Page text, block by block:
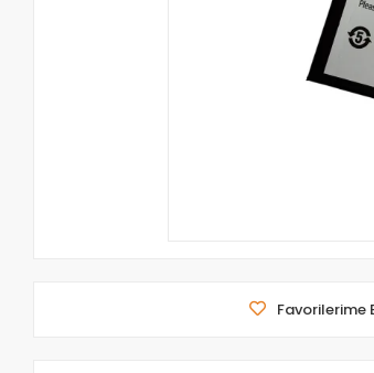
Favorilerime